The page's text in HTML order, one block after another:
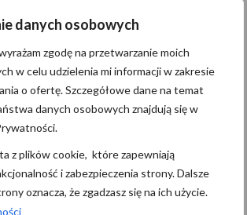
danych osobowych
zgodę na przetwarzanie moich
w celu udzielenia mi informacji w zakresie
o ofertę. Szczegółowe dane na temat
danych osobowych znajdują się w
z plików cookie, które zapewniają
i zabezpieczenia strony. Dalsze
oznacza, że zgadzasz się na ich użycie.
osobowych jest Pomerania Nieruchomości z
którym można się skontaktować przez adres
czytaj więcej